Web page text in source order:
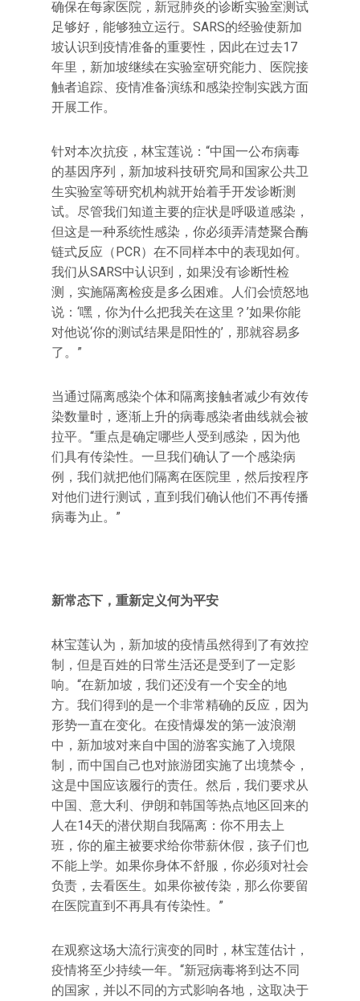
确保在每家医院，新冠肺炎的诊断实验室测试
足够好，能够独立运行。SARS的经验使新加
坡认识到疫情准备的重要性，因此在过去17
年里，新加坡继续在实验室研究能力、医院接
触者追踪、疫情准备演练和感染控制实践方面
开展工作。
针对本次抗疫，林宝莲说：“中国一公布病毒
的基因序列，新加坡科技研究局和国家公共卫
生实验室等研究机构就开始着手开发诊断测
试。尽管我们知道主要的症状是呼吸道感染，
但这是一种系统性感染，你必须弄清楚聚合酶
链式反应（PCR）在不同样本中的表现如何。
我们从SARS中认识到，如果没有诊断性检
测，实施隔离检疫是多么困难。人们会愤怒地
说：‘嘿，你为什么把我关在这里？’如果你能
对他说‘你的测试结果是阳性的’，那就容易多
了。”
当通过隔离感染个体和隔离接触者减少有效传
染数量时，逐渐上升的病毒感染者曲线就会被
拉平。“重点是确定哪些人受到感染，因为他
们具有传染性。一旦我们确认了一个感染病
例，我们就把他们隔离在医院里，然后按程序
对他们进行测试，直到我们确认他们不再传播
病毒为止。”
新常态下，重新定义何为平安
林宝莲认为，新加坡的疫情虽然得到了有效控
制，但是百姓的日常生活还是受到了一定影
响。“在新加坡，我们还没有一个安全的地
方。我们得到的是一个非常精确的反应，因为
形势一直在变化。在疫情爆发的第一波浪潮
中，新加坡对来自中国的游客实施了入境限
制，而中国自己也对旅游团实施了出境禁令，
这是中国应该履行的责任。然后，我们要求从
中国、意大利、伊朗和韩国等热点地区回来的
人在14天的潜伏期自我隔离：你不用去上
班，你的雇主被要求给你带薪休假，孩子们也
不能上学。如果你身体不舒服，你必须对社会
负责，去看医生。如果你被传染，那么你要留
在医院直到不再具有传染性。”
在观察这场大流行演变的同时，林宝莲估计，
疫情将至少持续一年。“新冠病毒将到达不同
的国家，并以不同的方式影响各地，这取决于